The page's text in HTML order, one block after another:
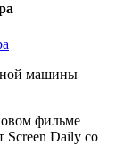
машины
фильме
Daily со